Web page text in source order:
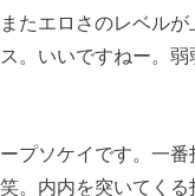
たエロさのレベル
。いいですねー。
プソケイです。一番
。内内を突いてくる